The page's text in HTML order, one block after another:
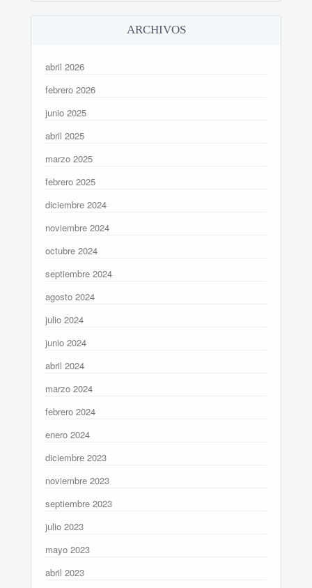
ARCHIVOS
abril 2026
febrero 2026
junio 2025
abril 2025
marzo 2025
febrero 2025
diciembre 2024
noviembre 2024
octubre 2024
septiembre 2024
agosto 2024
julio 2024
junio 2024
abril 2024
marzo 2024
febrero 2024
enero 2024
diciembre 2023
noviembre 2023
septiembre 2023
julio 2023
mayo 2023
abril 2023